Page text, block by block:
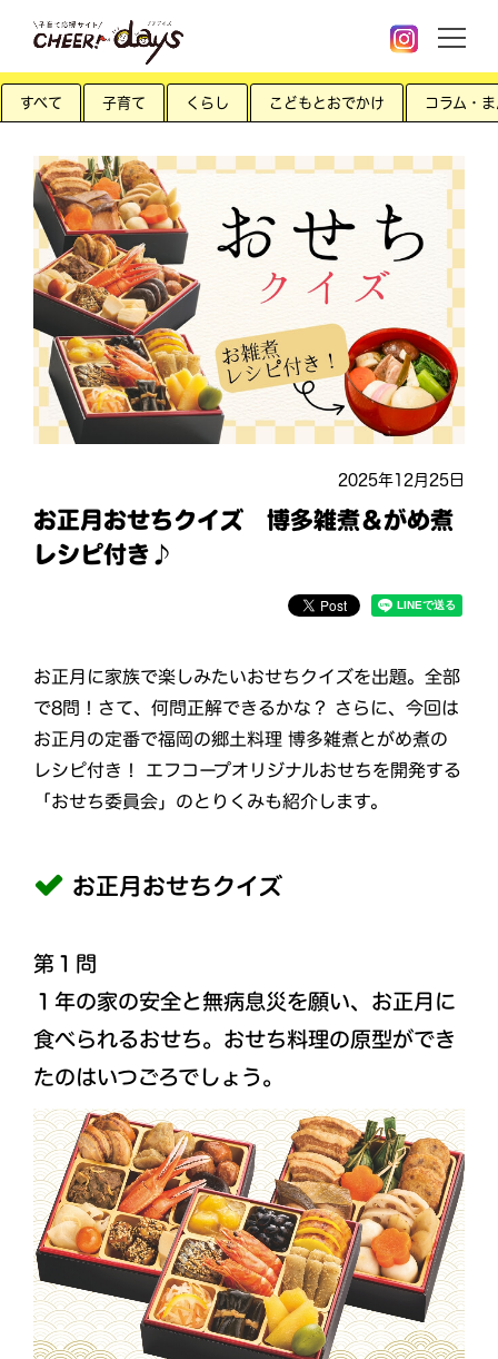
すべて 子育て くらし こどもとおでかけ コラム・
2025年12月25日
お正月おせちクイズ 博多雑煮＆がめ煮
レシピ付き♪
お正月に家族で楽しみたいおせちクイズを出題。全部
で8問！さて、何問正解できるかな？ さらに、今回は
お正月の定番で福岡の郷土料理 博多雑煮とがめ煮の
レシピ付き！ エフコープオリジナルおせちを開発する
「おせち委員会」のとりくみも紹介します。
お正月おせちクイズ
第１問
１年の家の安全と無病息災を願い、お正月に
食べられるおせち。おせち料理の原型ができ
たのはいつごろでしょう。